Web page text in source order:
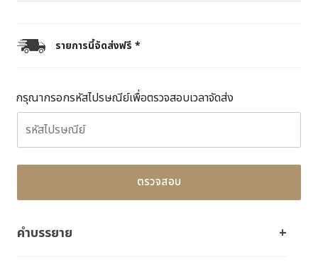
รายการนี้จัดส่งฟรี *
กรุณากรอกรหัสไปรษณีย์เพื่อตรวจสอบเวลาจัดส่ง
ตรวจสอบ
คำบรรยาย